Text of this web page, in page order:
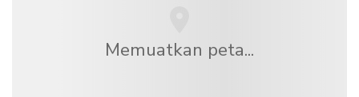
Memuatkan peta...